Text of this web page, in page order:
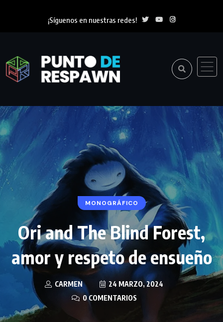
¡Síguenos en nuestras redes!
MONOGRÁFICO
Ori and The Blind Forest,
amor y respeto de ensueño
CARMEN
24 MARZO, 2024
0 COMENTARIOS